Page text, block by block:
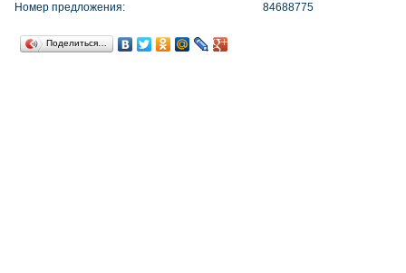
Номер предложения:
84688775
Поделиться…